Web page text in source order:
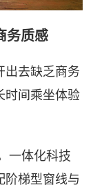
务质感
出去缺乏商务
时间乘坐体验
一体化科技
阶梯型窗线与